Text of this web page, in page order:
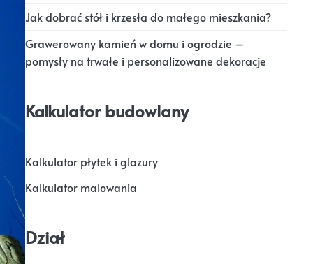
Jak dobrać stół i krzesła do małego mieszkania?
Grawerowany kamień w domu i ogrodzie –
pomysły na trwałe i personalizowane dekoracje
Kalkulator budowlany
Kalkulator płytek i glazury
Kalkulator malowania
Dział